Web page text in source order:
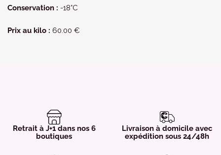
Conservation : -18°C
Prix au kilo : 60.00 €
Retrait à J+1 dans nos 6
boutiques
Livraison à domicile avec
expédition sous 24/48h